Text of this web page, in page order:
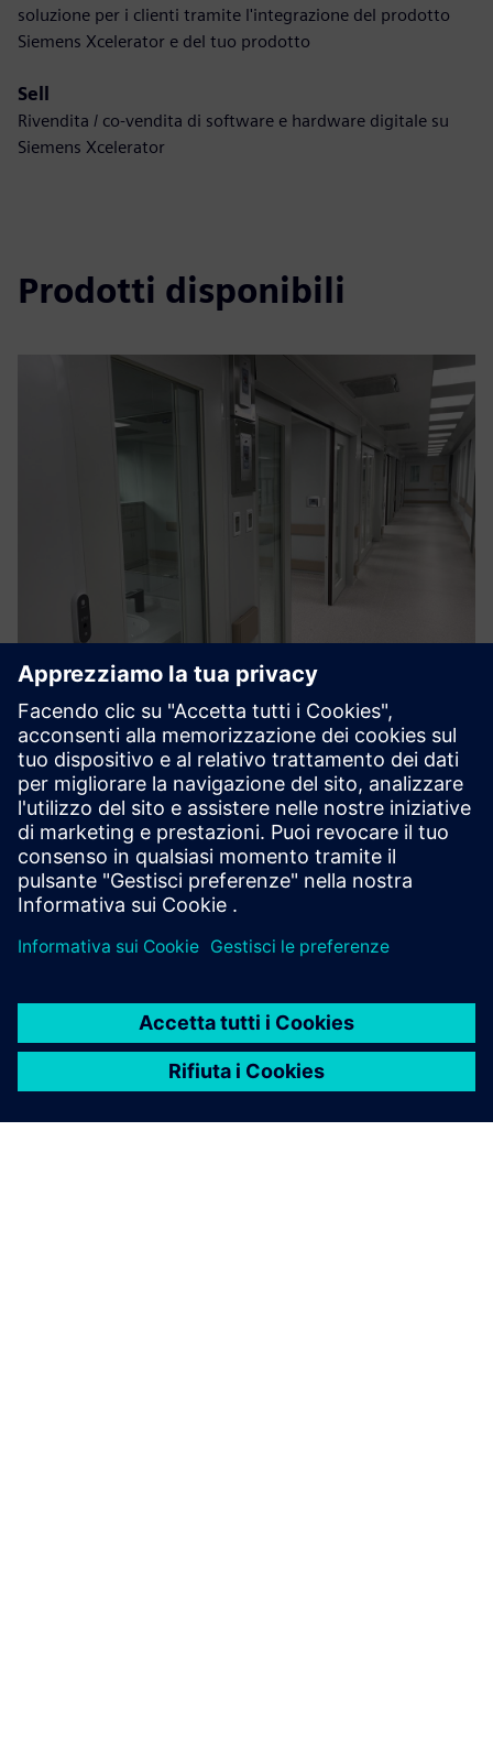
soluzione per i clienti tramite l'integrazione del prodotto
Siemens Xcelerator e del tuo prodotto
Sell
Rivendita / co-vendita di software e hardware digitale su
Siemens Xcelerator
Prodotti disponibili
AIRLOCK(InterLock) System
The Air-Lock system minimizes pressure loss and prevents
cross-contamination by blocking gases, bacteria, UV rays,
and noise with interlocking doors.
Scopri di più